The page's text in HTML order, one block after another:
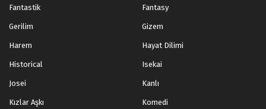
Fantastik Fantasy
Gerilim Gizem
Harem Hayat Dilimi
Historical Isekai
Josei Kanlı
Kızlar Aşkı Komedi